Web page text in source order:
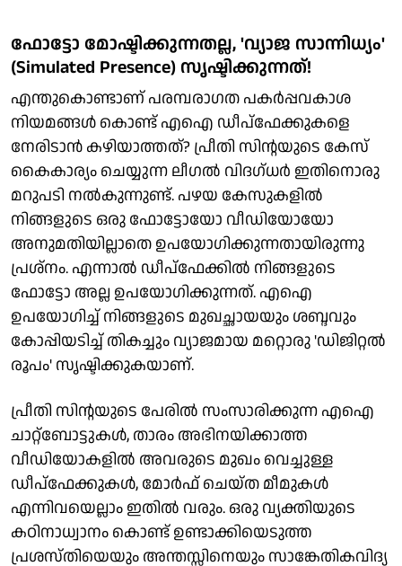
ഫോട്ടോ മോഷ്ടിക്കുന്നതല്ല, 'വ്യാജ സാന്നിധ്യം'
(Simulated Presence) സൃഷ്ടിക്കുന്നത്!
എന്തുകൊണ്ടാണ് പരമ്പരാഗത പകര്‍പ്പവകാശ
നിയമങ്ങള്‍ കൊണ്ട് എഐ ഡീപ്‌ഫേക്കുകളെ
നേരിടാന്‍ കഴിയാത്തത്? പ്രീതി സിന്റയുടെ കേസ്
കൈകാര്യം ചെയ്യുന്ന ലീഗല്‍ വിദഗ്ധര്‍ ഇതിനൊരു
മറുപടി നല്‍കുന്നുണ്ട്. പഴയ കേസുകളില്‍
നിങ്ങളുടെ ഒരു ഫോട്ടോയോ വീഡിയോയോ
അനുമതിയില്ലാതെ ഉപയോഗിക്കുന്നതായിരുന്നു
പ്രശ്‌നം. എന്നാല്‍ ഡീപ്‌ഫേക്കില്‍ നിങ്ങളുടെ
ഫോട്ടോ അല്ല ഉപയോഗിക്കുന്നത്. എഐ
ഉപയോഗിച്ച് നിങ്ങളുടെ മുഖച്ഛായയും ശബ്ദവും
കോപ്പിയടിച്ച് തികച്ചും വ്യാജമായ മറ്റൊരു 'ഡിജിറ്റല്‍
രൂപം' സൃഷ്ടിക്കുകയാണ്.
പ്രീതി സിന്റയുടെ പേരില്‍ സംസാരിക്കുന്ന എഐ
ചാറ്റ്ബോട്ടുകള്‍, താരം അഭിനയിക്കാത്ത
വീഡിയോകളില്‍ അവരുടെ മുഖം വെച്ചുള്ള
ഡീപ്‌ഫേക്കുകള്‍, മോര്‍ഫ് ചെയ്ത മീമുകള്‍
എന്നിവയെല്ലാം ഇതില്‍ വരും. ഒരു വ്യക്തിയുടെ
കഠിനാധ്വാനം കൊണ്ട് ഉണ്ടാക്കിയെടുത്ത
പ്രശസ്തിയെയും അന്തസ്സിനെയും സാങ്കേതികവിദ്യ